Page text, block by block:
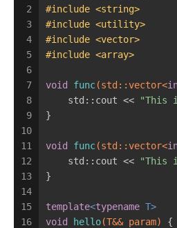
2
3
4
5
6
7
8
9
10
11
12
13
14
15
16
#include <string>
#include <utility>
#include <vector>
#include <array>
void func(std::vector<
    std::cout <<
"This
}
void func(std::vector<
    std::cout <<
"This
}
template<typename T>
void
hello(T&& param)
{